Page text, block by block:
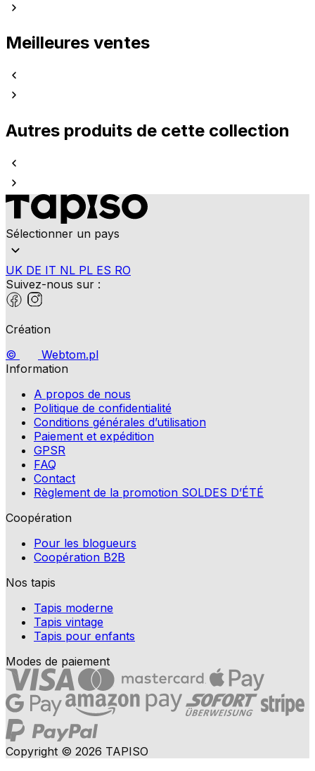
Meilleures ventes
Autres produits de cette collection
Sélectionner un pays
UK DE IT NL PL ES RO
Suivez-nous sur :
Création
©
Webtom.pl
Information
A propos de nous
Politique de confidentialité
Conditions générales d’utilisation
Paiement et expédition
GPSR
FAQ
Contact
Règlement de la promotion SOLDES D’ÉTÉ
Coopération
Pour les blogueurs
Coopération B2B
Nos tapis
Tapis moderne
Tapis vintage
Tapis pour enfants
Modes de paiement
Copyright © 2026 TAPISO